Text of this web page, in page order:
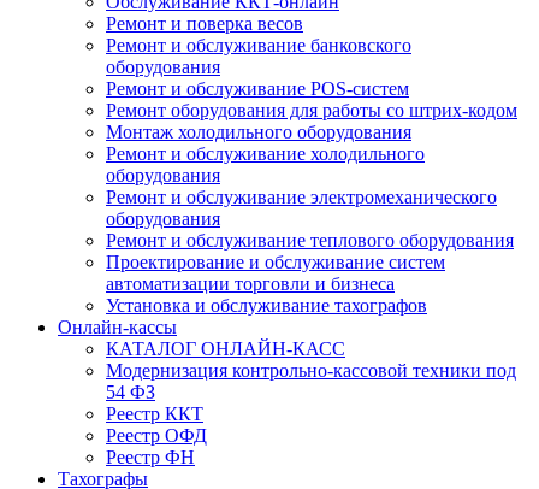
Ремонт и поверка весов
Ремонт и обслуживание банковского
оборудования
Ремонт и обслуживание POS-систем
Ремонт оборудования для работы со штрих-кодом
Монтаж холодильного оборудования
Ремонт и обслуживание холодильного
оборудования
Ремонт и обслуживание электромеханического
оборудования
Ремонт и обслуживание теплового оборудования
Проектирование и обслуживание систем
автоматизации торговли и бизнеса
Установка и обслуживание тахографов
Онлайн-кассы
КАТАЛОГ ОНЛАЙН-КАСС
Модернизация контрольно-кассовой техники под
54 ФЗ
Реестр ККТ
Реестр ОФД
Реестр ФН
Тахографы